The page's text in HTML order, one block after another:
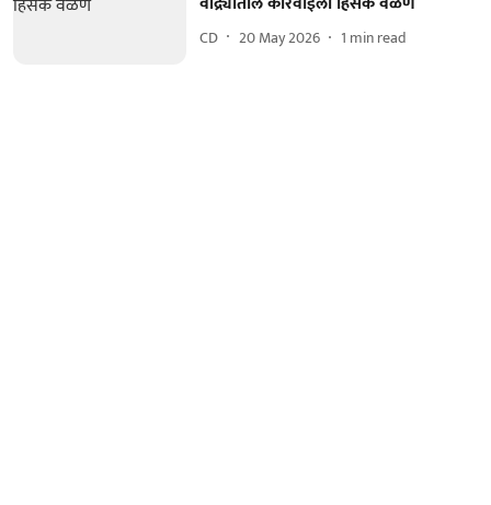
CD 20 May 2026 1 min read